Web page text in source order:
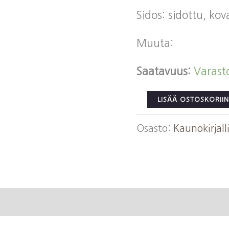
Sidos: sidottu,
Muuta:
Saatavuus:
Vakkuri,
Juha:
Itäafrikkalainen
LISÄÄ OSTOSKORIIN
Osasto: